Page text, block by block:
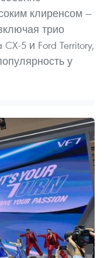
клиренсом —
трио
5 и Ford Territory,
у